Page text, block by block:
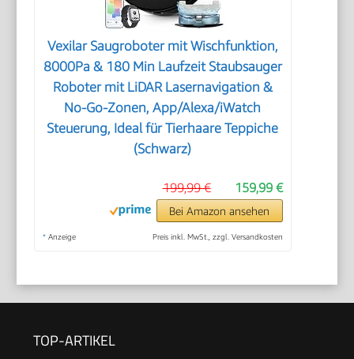
Vexilar Saugroboter mit Wischfunktion,
8000Pa & 180 Min Laufzeit Staubsauger
Roboter mit LiDAR Lasernavigation &
No-Go-Zonen, App/Alexa/iWatch
Steuerung, Ideal für Tierhaare Teppiche
(Schwarz)
159,99 €
199,99 €
Bei Amazon ansehen
* Anzeige Preis inkl. MwSt., zzgl. Versandkosten
TOP-ARTIKEL